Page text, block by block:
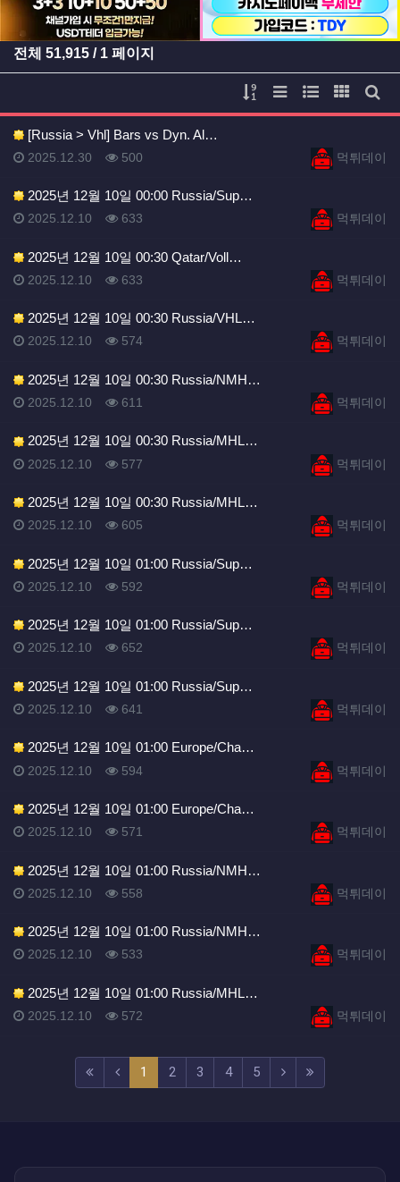
등록일 등록일
전체 51,915 / 1 페이지
게시물 정렬
리스트 스타일
웹진 스타일
갤러리
게
[Russia > Vhl] Bars vs Dyn. Al…
등록자먹튀데이
등록일
2025.12.30 조회
500
2025년 12월 10일 00:00 Russia/Sup…
등록자먹튀데이
등록일
2025.12.10 조회
633
2025년 12월 10일 00:30 Qatar/Voll…
등록자먹튀데이
등록일
2025.12.10 조회
633
2025년 12월 10일 00:30 Russia/VHL…
등록자먹튀데이
등록일
2025.12.10 조회
574
2025년 12월 10일 00:30 Russia/NMH…
등록자먹튀데이
등록일
2025.12.10 조회
611
2025년 12월 10일 00:30 Russia/MHL…
등록자먹튀데이
등록일
2025.12.10 조회
577
2025년 12월 10일 00:30 Russia/MHL…
등록자먹튀데이
등록일
2025.12.10 조회
605
2025년 12월 10일 01:00 Russia/Sup…
등록자먹튀데이
등록일
2025.12.10 조회
592
2025년 12월 10일 01:00 Russia/Sup…
등록자먹튀데이
등록일
2025.12.10 조회
652
2025년 12월 10일 01:00 Russia/Sup…
등록자먹튀데이
등록일
2025.12.10 조회
641
2025년 12월 10일 01:00 Europe/Cha…
등록자먹튀데이
등록일
2025.12.10 조회
594
2025년 12월 10일 01:00 Europe/Cha…
등록자먹튀데이
등록일
2025.12.10 조회
571
2025년 12월 10일 01:00 Russia/NMH…
등록자먹튀데이
등록일
2025.12.10 조회
558
2025년 12월 10일 01:00 Russia/NMH…
등록자먹튀데이
등록일
2025.12.10 조회
533
2025년 12월 10일 01:00 Russia/MHL…
등록자먹튀데이
등록일
2025.12.10 조회
572
1 (current)
2 3 4 5 (next)